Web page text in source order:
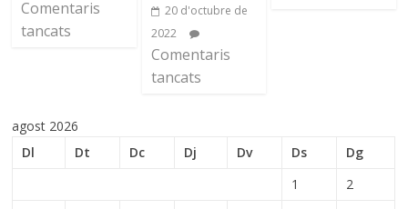
Comentaris
tancats
20 d'octubre de
2022
Comentaris
tancats
agost 2026
Dl
Dt Dc Dj Dv Ds
Dg
1
2